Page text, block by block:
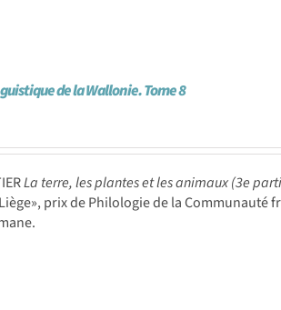
de la Wallonie. Tome 8
La terre, les plantes et les animaux (3e
prix de Philologie de la Communauté